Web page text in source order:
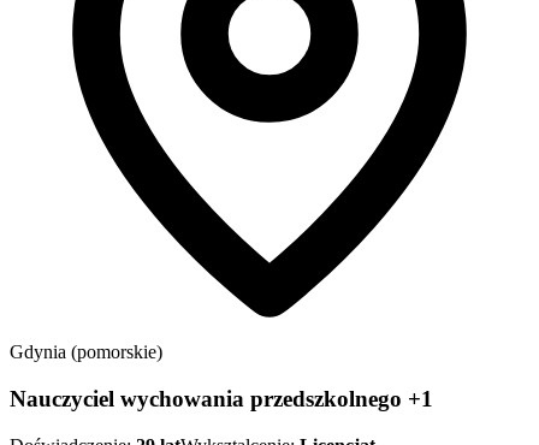
Gdynia (pomorskie)
Nauczyciel wychowania przedszkolnego +1